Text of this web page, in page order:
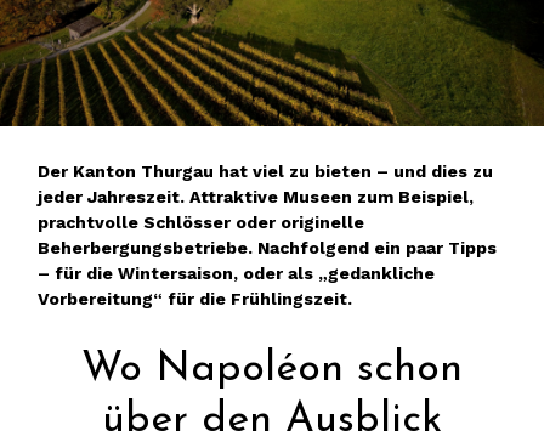
Der Kanton Thurgau hat viel zu bieten – und dies zu
jeder Jahreszeit. Attraktive Museen zum Beispiel,
prachtvolle Schlösser oder originelle
Beherbergungsbetriebe. Nachfolgend ein paar Tipps
– für die Wintersaison, oder als „gedankliche
Vorbereitung“ für die Frühlingszeit.
Wo Napoléon schon
über den Ausblick